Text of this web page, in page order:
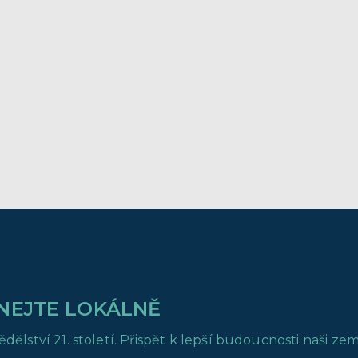
LOKÁLNĚ
21. století. Přispět k lepší budoucnosti naši